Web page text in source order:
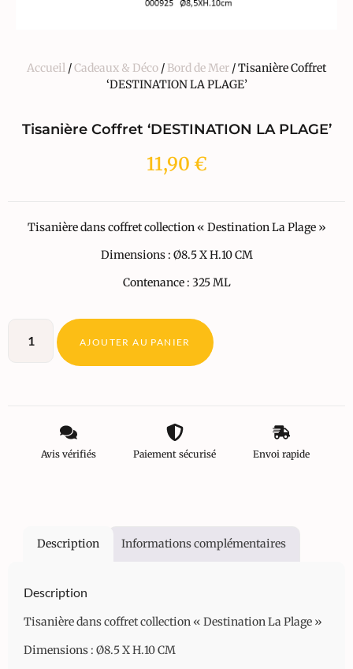
Accueil /Cadeaux & Déco / Bord de Mer / Tisanière Coffret
‘DESTINATION LA PLAGE’
Tisanière Coffret ‘DESTINATION LA PLAGE’
11,90 €
Tisanière dans coffret collection « Destination La Plage »
Dimensions : Ø8.5 X H.10 CM
Contenance : 325 ML
AJOUTER AU PANIER
Avis vérifiés Paiement sécurisé Envoi rapide
Description Informations complémentaires
Description
Tisanière dans coffret collection « Destination La Plage »
Dimensions : Ø8.5 X H.10 CM